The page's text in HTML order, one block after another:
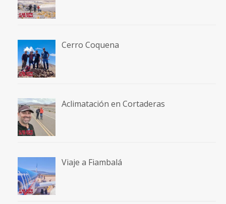
Cerro Coquena
Aclimatación en Cortaderas
Viaje a Fiambalá